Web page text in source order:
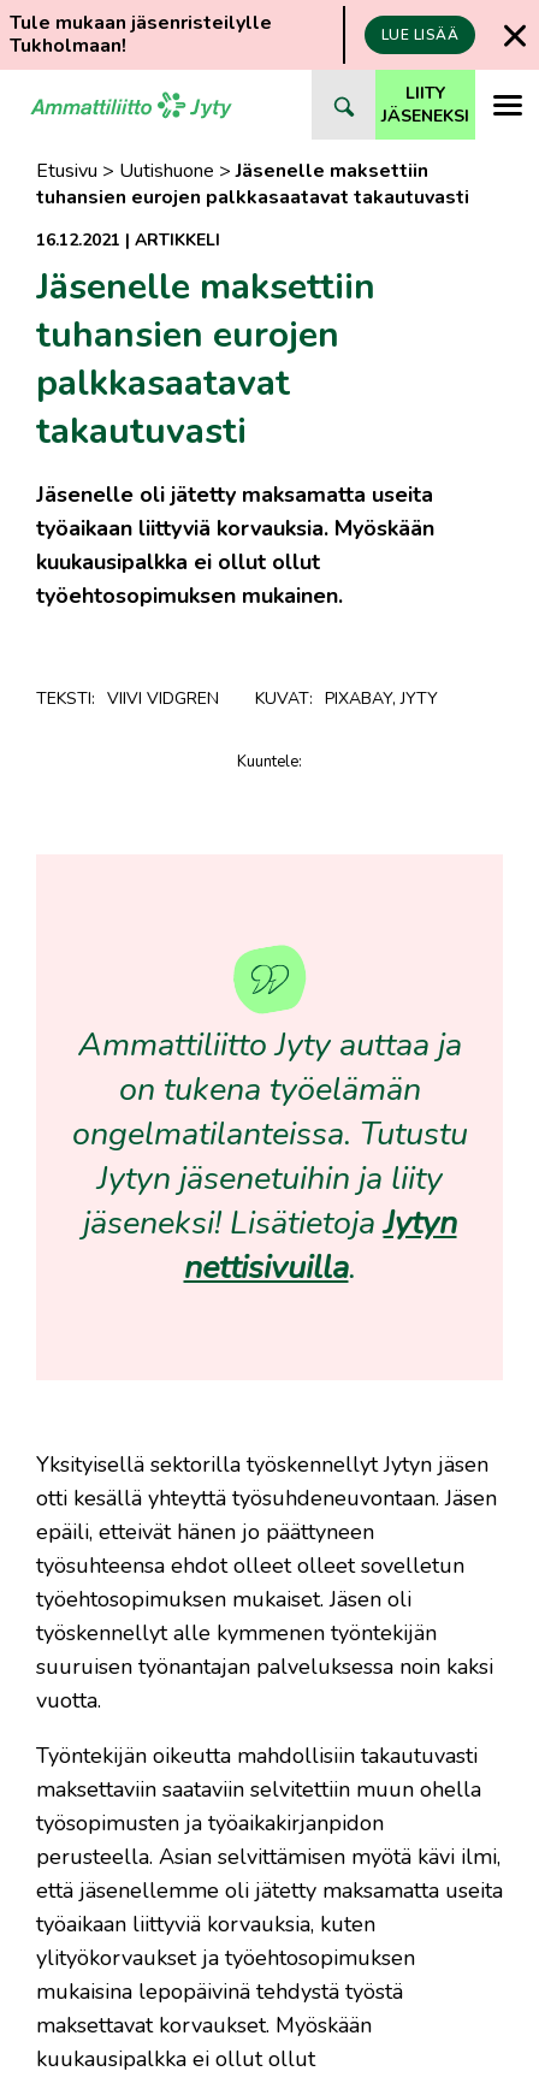
Tule mukaan jäsenristeilylle
Tukholmaan!
LUE LISÄÄ
suoraan
LIITY
JÄSENEKSI
Etusivu > Uutishuone >Jäsenelle maksettiin
tuhansien eurojen palkkasaatavat takautuvasti
16.12.2021 | ARTIKKELI
Jäsenelle maksettiin
tuhansien eurojen
palkkasaatavat
takautuvasti
Jäsenelle oli jätetty maksamatta useita
työaikaan liittyviä korvauksia. Myöskään
kuukausipalkka ei ollut ollut
työehtosopimuksen mukainen.
TEKSTI: VIIVI VIDGREN KUVAT: PIXABAY, JYTY
Kuuntele:
Ammattiliitto Jyty auttaa ja
on tukena työelämän
ongelmatilanteissa. Tutustu
Jytyn jäsenetuihin ja liity
jäseneksi! LisätietojaJytyn
nettisivuilla.
Yksityisellä sektorilla työskennellyt Jytyn jäsen
otti kesällä yhteyttä työsuhdeneuvontaan. Jäsen
epäili, etteivät hänen jo päättyneen
työsuhteensa ehdot olleet olleet sovelletun
työehtosopimuksen mukaiset. Jäsen oli
työskennellyt alle kymmenen työntekijän
suuruisen työnantajan palveluksessa noin kaksi
vuotta.
Työntekijän oikeutta mahdollisiin takautuvasti
maksettaviin saataviin selvitettiin muun ohella
työsopimusten ja työaikakirjanpidon
perusteella. Asian selvittämisen myötä kävi ilmi,
että jäsenellemme oli jätetty maksamatta useita
työaikaan liittyviä korvauksia, kuten
ylityökorvaukset ja työehtosopimuksen
mukaisina lepopäivinä tehdystä työstä
maksettavat korvaukset. Myöskään
kuukausipalkka ei ollut ollut